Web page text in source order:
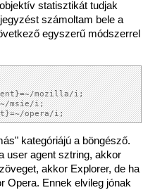
statisztikát tudjak
számoltam bele a
egyszerű módszerrel
mozilla/i;
msie/i;
kategóriájú a böngésző.
user agent sztring, akkor
akkor Explorer, de ha
Opera. Ennek elvileg jónak